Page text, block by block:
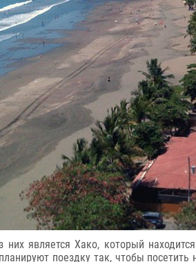
является Хако, который
поездку так, чтобы